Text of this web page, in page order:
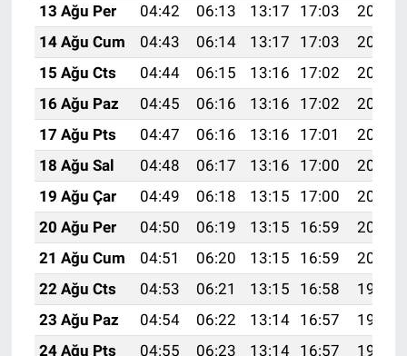
13 Ağu Per
04:42 06:13 13:17 17:03
20:10
14 Ağu Cum
04:43 06:14 13:17 17:03
20:09
15 Ağu Cts
04:44 06:15 13:16 17:02
20:08
16 Ağu Paz
04:45 06:16 13:16 17:02
20:07
17 Ağu Pts
04:47 06:16 13:16 17:01
20:05
18 Ağu Sal
04:48 06:17 13:16 17:00
20:04
19 Ağu Çar
04:49 06:18 13:15 17:00
20:03
20 Ağu Per
04:50 06:19 13:15 16:59
20:01
21 Ağu Cum
04:51 06:20 13:15 16:59
20:00
22 Ağu Cts
04:53 06:21 13:15 16:58
19:59
23 Ağu Paz
04:54 06:22 13:14 16:57
19:57
24 Ağu Pts
04:55 06:23 13:14 16:57
19:56